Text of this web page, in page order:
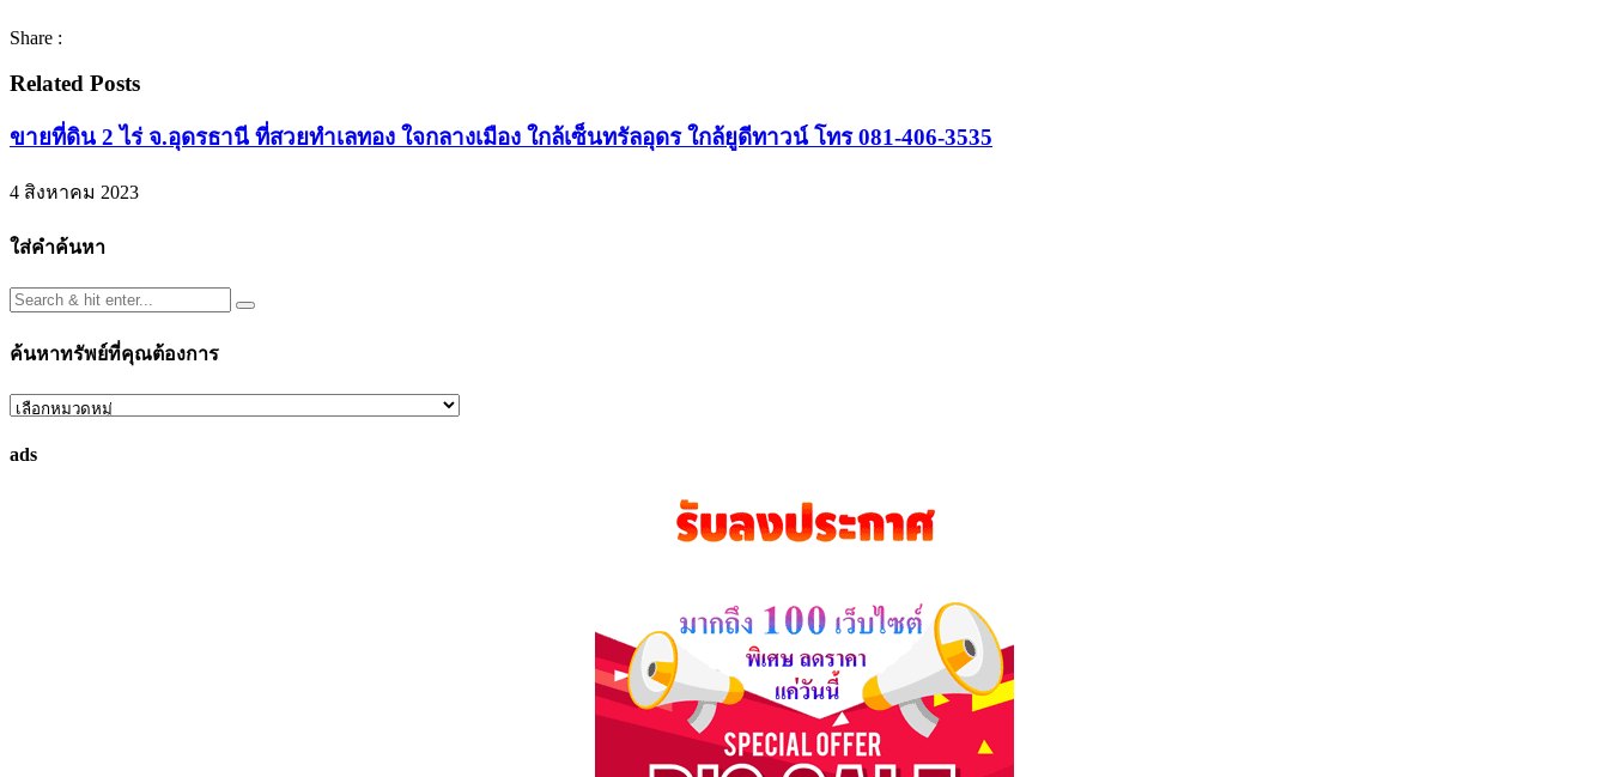
Share :
Related Posts
ขายที่ดิน 2 ไร่ จ.อุดรธานี ที่สวยทำเลทอง ใจกลางเมือง ใกล้เซ็นทรัลอุดร ใกล้ยูดีทาวน์ โทร 081-406-3535
4 สิงหาคม 2023
ใส่คำค้นหา
ค้นหาทรัพย์ที่คุณต้องการ
ค้นหา
ที่
ads